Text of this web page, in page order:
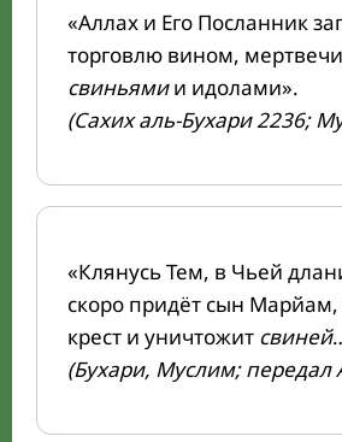
«Аллах и Его Посланник
торговлю вином,
свиньямии идолами».
(Сахих аль-Бухари 2236;
«Клянусь Тем, в Чьей
скоро придёт сын Марйам,
крест и уничтожит свиней
(Бухари, Муслим; передал